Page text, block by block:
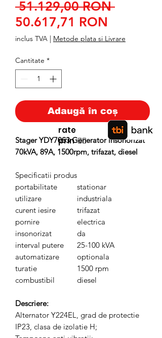
51.129,00 RON Preț
50.617,71 RON
redus
inclus TVA | Metode plata si Livrare
Cantitate *
Adaugă în coș
Stager YDY70S3 Generator insonorizat
70kVA, 89A, 1500rpm, trifazat, diesel
Specificatii produs
portabilitate
stationar
utilizare
industriala
curent iesire
trifazat
pornire
electrica
insonorizat
da
interval putere
25-100 kVA
automatizare
optionala
turatie
1500 rpm
combustibil
diesel
Descriere:
Alternator Y224EL, grad de protectie
IP23, clasa de izolatie H;
rate
prin👉🏿